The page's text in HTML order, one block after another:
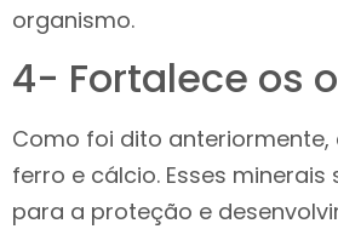
organismo.
4- Fortalece os
Como foi dito anteriormente,
ferro e cálcio. Esses minerais
para a proteção e